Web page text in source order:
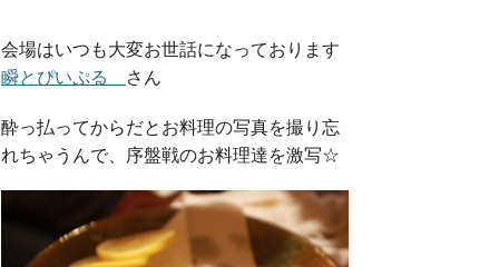
会場はいつも大変お世話になっております
瞬とぴいぷる さん
酔っ払ってからだとお料理の写真を撮り忘
れちゃうんで、序盤戦のお料理達を激写☆